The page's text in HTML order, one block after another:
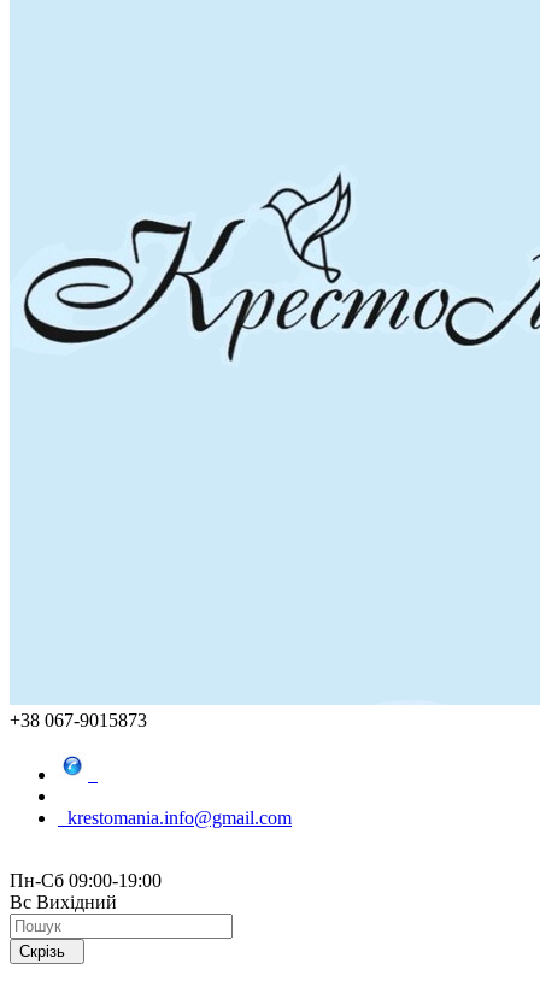
+38 067-9015873
krestomania.info@gmail.com
Пн-Сб 09:00-19:00
Вс Вихідний
Скрізь